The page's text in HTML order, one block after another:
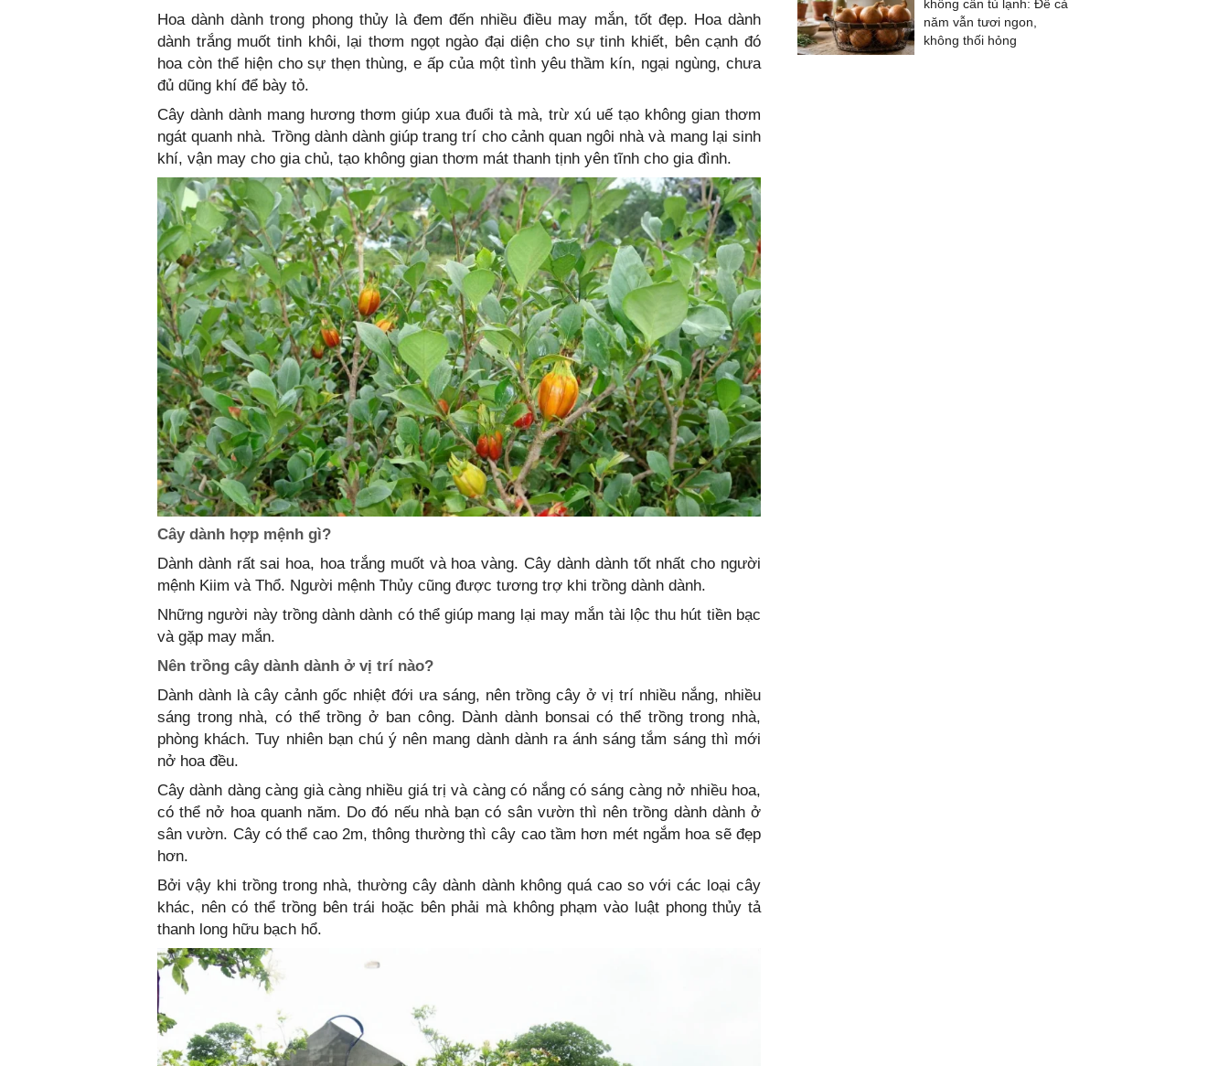
Hoa dành dành trong phong thủy là đem đến nhiều điều may mắn, tốt đẹp. Hoa dành
dành trắng muốt tinh khôi, lại thơm ngọt ngào đại diện cho sự tinh khiết, bên cạnh đó
hoa còn thể hiện cho sự thẹn thùng, e ấp của một tình yêu thầm kín, ngại ngùng, chưa
đủ dũng khí để bày tỏ.
Cây dành dành mang hương thơm giúp xua đuổi tà mà, trừ xú uế tạo không gian thơm
ngát quanh nhà. Trồng dành dành giúp trang trí cho cảnh quan ngôi nhà và mang lại sinh
khí, vận may cho gia chủ, tạo không gian thơm mát thanh tịnh yên tĩnh cho gia đình.
Cây dành hợp mệnh gì?
Dành dành rất sai hoa, hoa trắng muốt và hoa vàng. Cây dành dành tốt nhất cho người
mệnh Kiim và Thổ. Người mệnh Thủy cũng được tương trợ khi trồng dành dành.
Những người này trồng dành dành có thể giúp mang lại may mắn tài lộc thu hút tiền bạc
và gặp may mắn.
Nên trồng cây dành dành ở vị trí nào?
Dành dành là cây cảnh gốc nhiệt đới ưa sáng, nên trồng cây ở vị trí nhiều nắng, nhiều
sáng trong nhà, có thể trồng ở ban công. Dành dành bonsai có thể trồng trong nhà,
phòng khách. Tuy nhiên bạn chú ý nên mang dành dành ra ánh sáng tắm sáng thì mới
nở hoa đều.
Cây dành dàng càng già càng nhiều giá trị và càng có nắng có sáng càng nở nhiều hoa,
có thể nở hoa quanh năm. Do đó nếu nhà bạn có sân vườn thì nên trồng dành dành ở
sân vườn. Cây có thể cao 2m, thông thường thì cây cao tầm hơn mét ngắm hoa sẽ đẹp
hơn.
Bởi vậy khi trồng trong nhà, thường cây dành dành không quá cao so với các loại cây
khác, nên có thể trồng bên trái hoặc bên phải mà không phạm vào luật phong thủy tả
thanh long hữu bạch hổ.
không cần tủ lạnh: Để cả
năm vẫn tươi ngon,
không thối hỏng